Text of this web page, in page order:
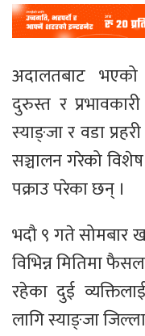
अदालतबाट
दुरुस्त र
स्याङ्जा र वडा
सञ्चालन गरेको
पक्राउ परेका छन् ।
भदौ ९ गते सोमबार
विभिन्न मितिमा
रहेका दुई
लागि स्याङ्जा